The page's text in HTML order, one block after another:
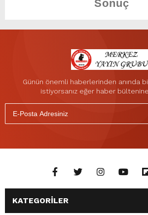
Günün önemli haberlerinden anında
istiyorsanız eğer haber
KATEGORİLER